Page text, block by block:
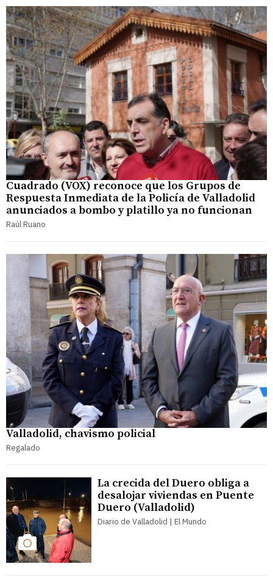
Cuadrado (VOX) reconoce que los Grupos de
Respuesta Inmediata de la Policía de Valladolid
anunciados a bombo y platillo ya no funcionan
Raúl Ruano
Valladolid, chavismo policial
Regalado
La crecida del Duero obliga a
desalojar viviendas en Puente
Duero (Valladolid)
Diario de Valladolid | El Mundo